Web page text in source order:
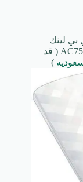
بي لينك
RE200 بتردد 2.4 جيجا هرتز 5 جيجا هرتز AC750 ( قد
)